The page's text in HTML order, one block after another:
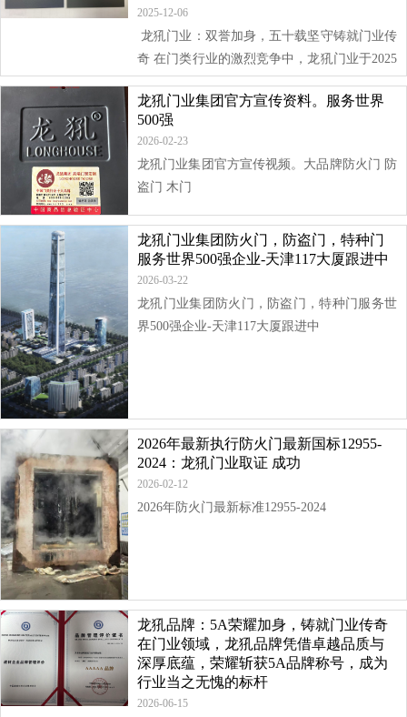
2025-12-06
龙犼门业：双誉加身，五十载坚守铸就门业传
奇 在门类行业的激烈竞争中，龙犼门业于2025
年迎来了高光时刻，成功斩获门类行业10强与
建材企业500强两...
龙犼门业集团官方宣传资料。服务世界
500强
2026-02-23
龙犼门业集团官方宣传视频。大品牌防火门 防
盗门 木门
龙犼门业集团防火门，防盗门，特种门
服务世界500强企业-天津117大厦跟进中
2026-03-22
龙犼门业集团防火门，防盗门，特种门服务世
界500强企业-天津117大厦跟进中
2026年最新执行防火门最新国标12955-
2024：龙犼门业取证 成功
2026-02-12
2026年防火门最新标准12955-2024
龙犼品牌：5A荣耀加身，铸就门业传奇
在门业领域，龙犼品牌凭借卓越品质与
深厚底蕴，荣耀斩获5A品牌称号，成为
行业当之无愧的标杆
2026-06-15